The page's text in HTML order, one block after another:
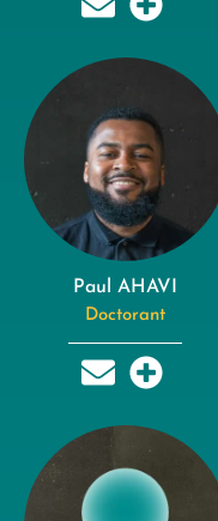
Paul AHAVI
Doctorant